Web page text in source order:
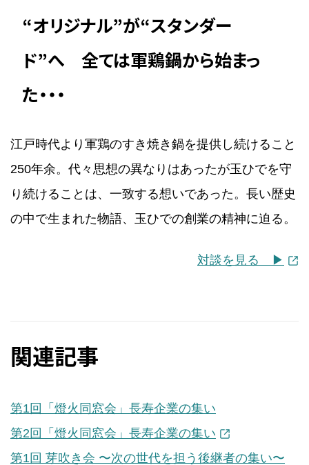
“オリジナル”が“スタンダー
ド”へ 全ては軍鶏鍋から始まっ
た・・・
江戸時代より軍鶏のすき焼き鍋を提供し続けること
250年余。代々思想の異なりはあったが玉ひでを守
り続けることは、一致する想いであった。長い歴史
の中で生まれた物語、玉ひでの創業の精神に迫る。
対談を見る ▶︎
関連記事
第1回「燈火同窓会」長寿企業の集い
第2回「燈火同窓会」長寿企業の集い
第1回 芽吹き会 〜次の世代を担う後継者の集い〜